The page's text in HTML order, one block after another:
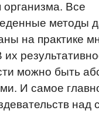
Все
методы
на практике
можно быть
И самое
над